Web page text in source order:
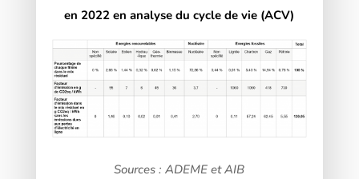
en 2022 en analyse du cycle de vie (ACV)
Sources : ADEME et AIB